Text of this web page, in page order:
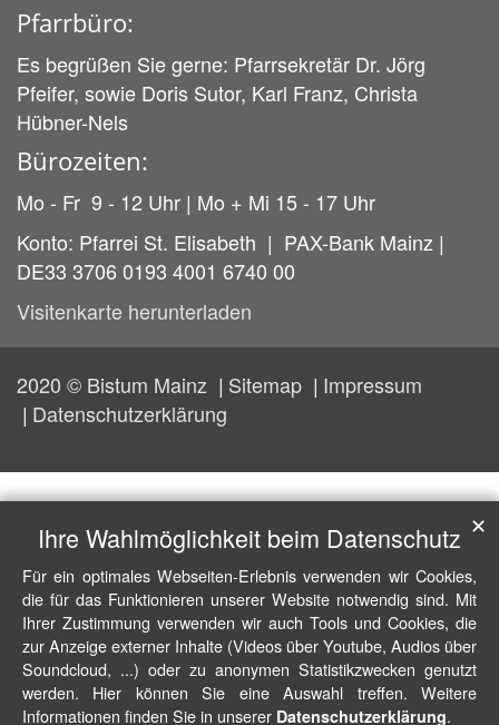
Pfarrbüro:
Es begrüßen Sie gerne: Pfarrsekretär Dr. Jörg
Pfeifer, sowie Doris Sutor, Karl Franz, Christa
Hübner-Nels
Bürozeiten:
Mo - Fr 9 - 12 Uhr | Mo + Mi 15 - 17 Uhr
Konto: Pfarrei St. Elisabeth | PAX-Bank Mainz |
DE33 3706 0193 4001 6740 00
Visitenkarte herunterladen
2020 © Bistum Mainz Sitemap
Impressum
Datenschutzerklärung
Ihre Wahlmöglichkeit beim Datenschutz
Für ein optimales Webseiten-Erlebnis verwenden wir Cookies,
die für das Funktionieren unserer Website notwendig sind. Mit
Ihrer Zustimmung verwenden wir auch Tools und Cookies, die
zur Anzeige externer Inhalte (Videos über Youtube, Audios über
Soundcloud, ...) oder zu anonymen Statistikzwecken genutzt
werden. Hier können Sie eine Auswahl treffen. Weitere
Informationen finden Sie in unserer Datenschutzerklärung.
✕